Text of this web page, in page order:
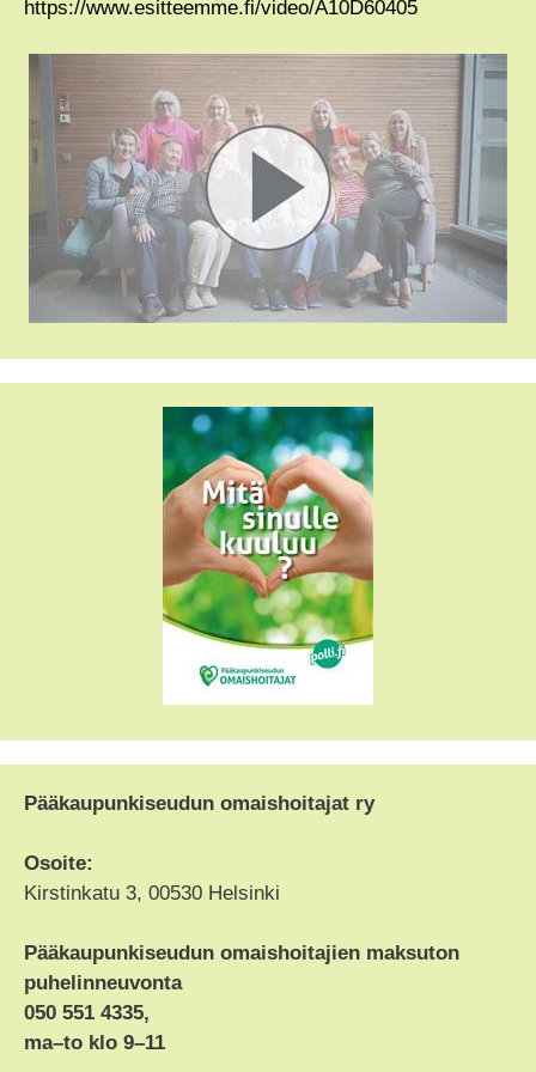
https://www.esitteemme.fi/video/A10D60405
Pääkaupunkiseudun omaishoitajat ry
Osoite:
Kirstinkatu 3, 00530 Helsinki
Pääkaupunkiseudun omaishoitajien maksuton
puhelinneuvonta
050 551 4335,
ma–to klo 9–11